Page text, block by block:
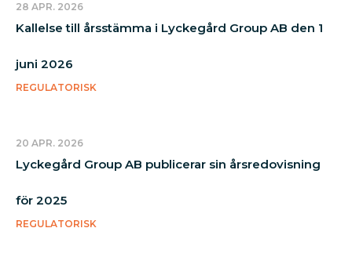
28 APR. 2026
Kallelse till årsstämma i Lyckegård Group AB den 1
juni 2026
REGULATORISK
20 APR. 2026
Lyckegård Group AB publicerar sin årsredovisning
för 2025
REGULATORISK